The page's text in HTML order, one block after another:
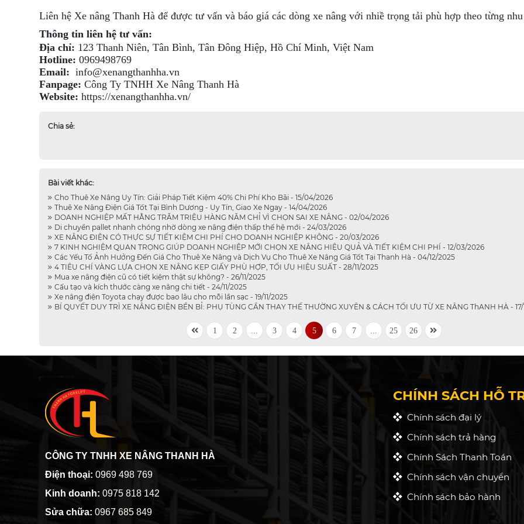
Liên hệ Xe nâng Thanh Hà để được tư vấn và báo giá các dòng xe nâng với nhiề trọng tải phù hợp theo từng
Thông tin liên hệ tư vấn:
Địa chỉ: 123 Thanh Niên, Tân Bình, Tân Đông Hiệp, Hồ Chí Minh, Việt Nam
Hotline: 0969498769
Email: info@xenangthanhha.vn
Fanpage: Công Ty TNHH Xe Nâng Thanh Hà
Website: https://xenangthanhha.vn/
Chia sẻ:
Bài viết khác:
Cho Thuê Xe Nâng Uy Tín: Giải Pháp Tiết Kiệm 40% Chi Phí Kho Bãi - 15/04/2026
Thuê Xe Nâng Điện Giá Tốt Tại Bình Dương - Uy Tín, Giao Xe Ngay - 14/04/2026
DOANH NGHIỆP MẤT HẰNG TRĂM TRIỆU HÀNG NĂM CHỈ VÌ CHỌN SAI XE NÂNG - 02/04/2026
Di chuyển pallet nhanh chóng nhờ dòng xe nâng điện thấp thế hệ mới - 24/03/2026
XE NÂNG ĐIỆN CÓ THỰC SỰ TIẾT KIỆM CHI PHÍ CHO DOANH NGHIỆP KHÔNG - 20/03/2026
7 KINH NGHIỆM QUAN TRỌNG GIÚP DOANH NGHIỆP MỚI CHỌN XE NÂNG HIỆU QUẢ VÀ TIẾT KIỆM CHI PHÍ - 12/03/2026
Các Yếu Tố Ảnh Hưởng Đến Giá Cho Thuê Xe Nâng và Dịch Vụ Cho Thuê Xe Nâng Giá Tốt Tại Thanh Hà - 04/12/2025
4 TIÊU CHÍ VÀNG LỰA CHỌN XE NÂNG KẸP GIẤY PHÙ HỢP, TỐI ƯU HIỆU SUẤT - 28/11/2025
Mua xe nâng điện cũ có tiết kiệm thật sự không? - 26/11/2025
Cấu tạo và kích thước càng xe nâng chi tiết - 24/11/2025
Xe nâng điện Toyota chạy được bao lâu cho mỗi lần sạc - 19/11/2025
BÍ QUYẾT DUY TRÌ XE NÂNG ĐIỆN BỀN BỈ: PHỤ TÙNG CẦN THAY THẾ THƯỜNG XUYÊN & CÁCH TỐI ƯU TỪ XE NÂNG ThANH HÀ - 17/
1 2 3 4 5 6 7 25 26
CÔNG TY TNHH XE NÂNG THANH HÀ
Điện thoại: 0969 498 769
Kinh doanh: 0975 818 142
Sửa chữa: 0967 685 849
CHÍNH SÁCH HỖ
Chính sách đại lý
Chính sách trả hàng
Chính Sách Thanh Toán
Chính sách vận chuyển
Chính sách bảo hành